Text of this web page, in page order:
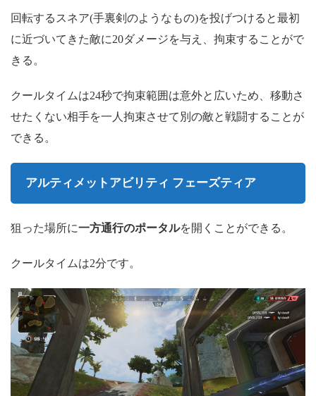
回転するスネア(手裏剣のようなもの)を投げつけると最初
に近づいてきた敵に20ダメージを与え、拘束することがで
きる。
クールタイムは24秒で拘束範囲は意外と広いため、移動さ
せたくない相手を一人拘束させて別の敵と戦闘することが
できる。
アルティメットアビリティ フェーズティア
狙った場所に一方通行のポータルを開くことができる。
クールタイムは2分です。